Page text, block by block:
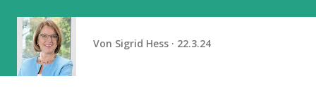
Von Sigrid Hess 22.3.24